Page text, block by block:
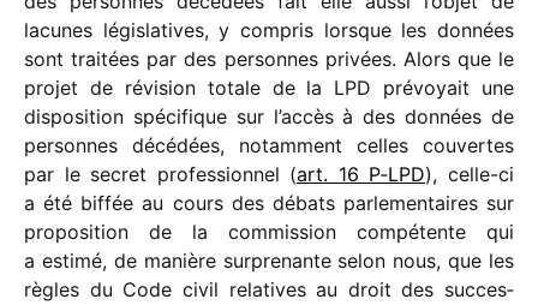
lacunes légis­la­tives, y compris lorsque les données
sont trai­tées par des personnes privées. Alors que le
projet de révi­sion totale de la LPD prévoyait une
dispo­si­tion spéci­fique sur l’accès à des données de
personnes décé­dées, notam­ment celles couvertes
par le secret profes­sion­nel (art. 16 P‑LPD), celle-ci
a été biffée au cours des débats parle­men­taires sur
propo­si­tion de la commis­sion compé­tente qui
a estimé, de manière surpre­nante selon nous, que les
règles du Code civil rela­tives au droit des succes­